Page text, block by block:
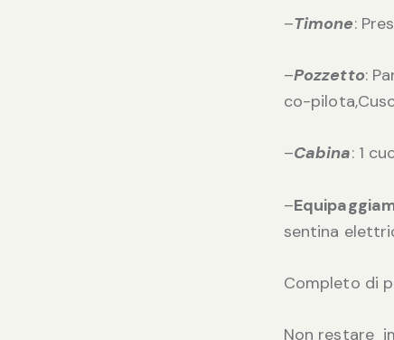
–Timone:
–Pozzetto:
co-
–Cabina: 1
–
sentina
Completo di
Non restare